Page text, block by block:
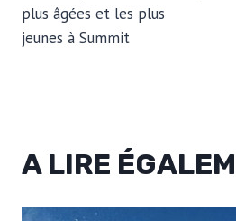
plus âgées et les plus
jeunes à Summit
A LIRE